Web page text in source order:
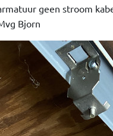
geen stroom
Bjorn